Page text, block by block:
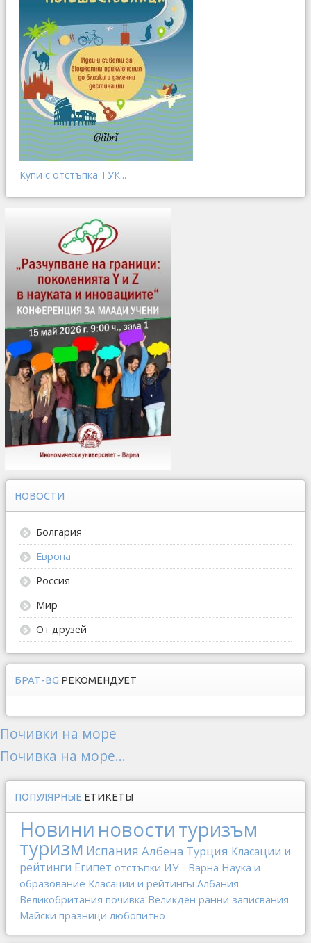
Купи с отстъпка ТУК...
НОВОСТИ
Болгария
Европа
Россия
Мир
От друзей
БРАТ-BG РЕКОМЕНДУЕТ
Почивки на море
Почивка на море...
ПОПУЛЯРНЫЕ ЕТИКЕТЫ
Новини новоституризъм
туризм Испания Албена Турция Класации и
рейтинги Египет отстъпки ИУ - Варна Наука и
образование Класации и рейтингы Албания
Великобритания почивка Великден ранни записвания
Майски празници любопитно